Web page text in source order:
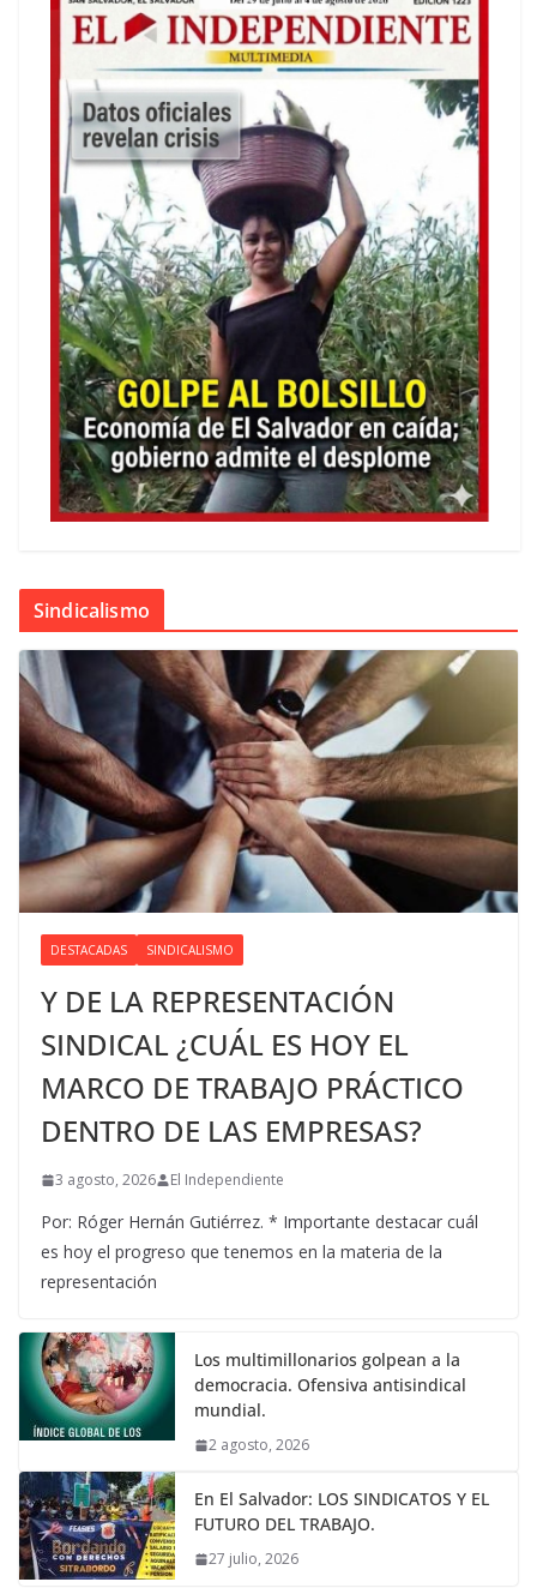
Sindicalismo
DESTACADAS SINDICALISMO
Y DE LA REPRESENTACIÓN
SINDICAL ¿CUÁL ES HOY EL
MARCO DE TRABAJO PRÁCTICO
DENTRO DE LAS EMPRESAS?
3 agosto, 2026 El Independiente
Por: Róger Hernán Gutiérrez. * Importante destacar cuál
es hoy el progreso que tenemos en la materia de la
representación
Los multimillonarios golpean a la
democracia. Ofensiva antisindical
mundial.
2 agosto, 2026
En El Salvador: LOS SINDICATOS Y EL
FUTURO DEL TRABAJO.
27 julio, 2026